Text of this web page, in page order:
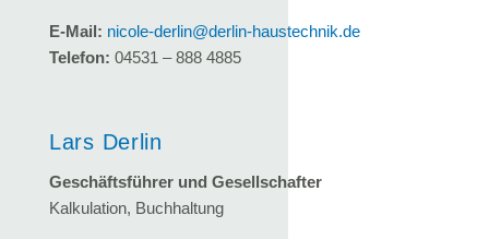
E-Mail: nicole-derlin@derlin-haustechnik.de
Telefon: 04531 – 888 4885
Lars Derlin
Geschäftsführer und Gesellschafter
Kalkulation, Buchhaltung